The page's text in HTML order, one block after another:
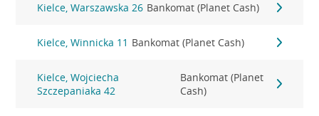
Kielce, Warszawska 26 Bankomat (Planet Cash)
Kielce, Winnicka 11 Bankomat (Planet Cash)
Kielce, Wojciecha
Szczepaniaka 42
Bankomat (Planet
Cash)